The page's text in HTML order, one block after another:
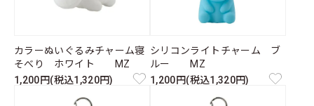
カラーぬいぐるみチャーム寝
そべり ホワイト MZ
1,200円(税込1,320円)
シリコンライトチャーム ブ
ルー MZ
1,200円(税込1,320円)